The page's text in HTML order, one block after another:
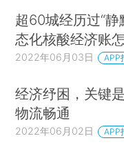
超60城经历过“静
态化核酸经济账
2022年06月03日 APP
经济纾困，关键
物流畅通
2022年06月02日 APP